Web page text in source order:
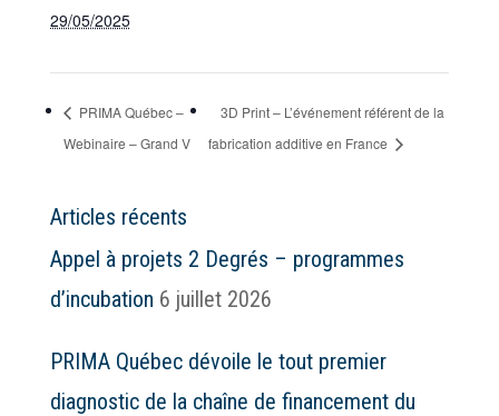
29/05/2025
PRIMA Québec –
Webinaire – Grand V
3D Print – L’événement référent de la
fabrication additive en France
Articles récents
Appel à projets 2 Degrés – programmes
d’incubation 6 juillet 2026
PRIMA Québec dévoile le tout premier
diagnostic de la chaîne de financement du